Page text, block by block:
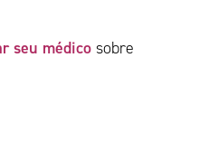
seu médicosobre